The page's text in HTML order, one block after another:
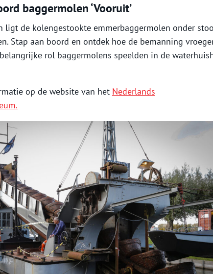
baggermolen ‘Vooruit’
ligt de kolengestookte emmerbaggermolen onder
Stap aan boord en ontdek hoe de bemanning
rol baggermolens speelden in de
op de website van het Nederlands